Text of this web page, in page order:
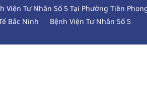
Viện Tư Nhân Số 5 Tại Phường Tiền
Bắc Ninh
Bệnh Viện Tư Nhân Số 5